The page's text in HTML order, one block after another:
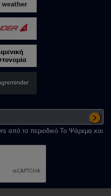
από το περιοδικό Το Ψάρεμα και